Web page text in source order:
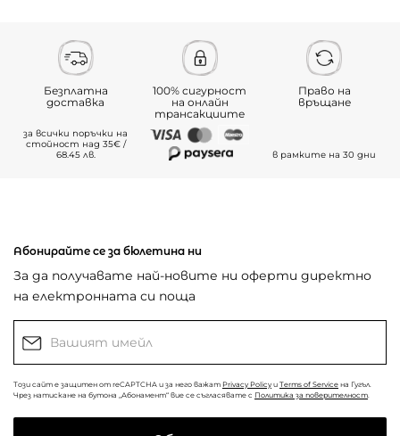
Безплатна
доставка
за всички поръчки на
стойност над 35€ /
68.45 лв.
100% сигурност
на онлайн
трансакциите
Право на
връщане
в рамките на 30 дни
Абонирайте се за бюлетина ни
За да получавате най-новите ни оферти директно
на електронната си поща
Този сайт е защитен от reCAPTCHA и за него важат Privacy Policy и Terms of Service на Гугъл.
Чрез натискане на бутона „Абонамент“ вие се съгласявате с Политика за поверителност